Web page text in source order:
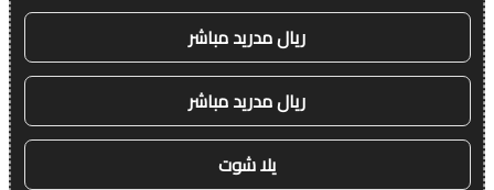
ريال مدريد مباشر
ريال مدريد مباشر
يلا شوت